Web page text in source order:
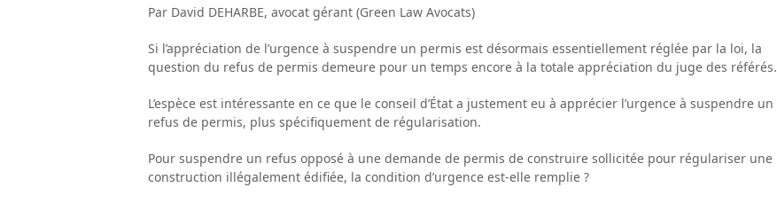
Par David DEHARBE, avocat gérant (Green Law Avocats)
Si l’appréciation de l’urgence à suspendre un permis est désormais essentiellement réglée par la loi, la
question du refus de permis demeure pour un temps encore à la totale appréciation du juge des référés.
L’espèce est intéressante en ce que le conseil d’État a justement eu à apprécier l’urgence à suspendre un
refus de permis, plus spécifiquement de régularisation.
Pour suspendre un refus opposé à une demande de permis de construire sollicitée pour régulariser une
construction illégalement édifiée, la condition d’urgence est-elle remplie ?